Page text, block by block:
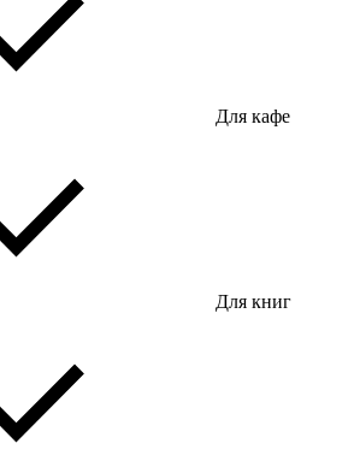
Для кафе
Для книг